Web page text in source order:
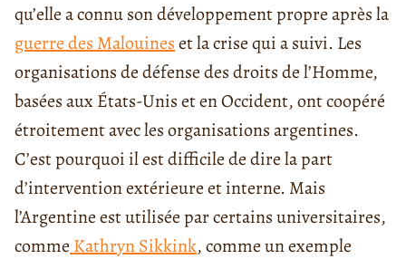
qu’elle a connu son développement propre après la
guerre des Malouineset la crise qui a suivi. Les
organisations de défense des droits de l’Homme,
basées aux États-Unis et en Occident, ont coopéré
étroitement avec les organisations argentines.
C’est pourquoi il est difficile de dire la part
d’intervention extérieure et interne. Mais
l’Argentine est utilisée par certains universitaires,
comme Kathryn Sikkink, comme un exemple